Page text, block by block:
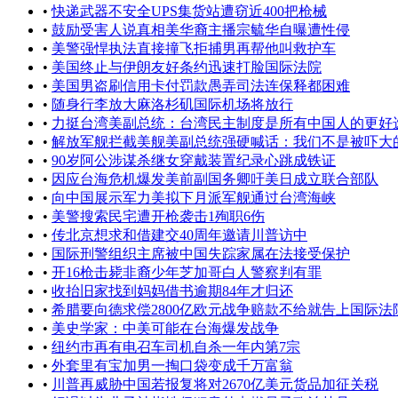
•快递武器不安全UPS集货站遭窃近400把枪械
• 鼓励受害人说真相美华裔主播宗毓华自曝遭性侵
• 美警强悍执法直接撞飞拒捕男再帮他叫救护车
• 美国终止与伊朗友好条约迅速打脸国际法院
• 美国男盗刷信用卡付罚款愚弄司法连保释都困难
• 随身行李放大麻洛杉矶国际机场将放行
• 力挺台湾美副总统：台湾民主制度是​​​​所有中国人的更好
• 解放军舰拦截美舰美副总统强硬喊话：我们不是被吓大
• 90岁阿公涉谋杀继女穿戴装置纪录心跳成铁证
• 因应台海危机爆发美前副国务卿吁美日成立联合部队
• 向中国展示军力美拟下月派军舰通过台湾海峡
• 美警搜索民宅遭开枪袭击1殉职6伤
• 传北京想求和借建交40周年邀请川普访中
• 国际刑警组织主席被中国失踪家属在法接受保护
• 开16枪击毙非裔少年芝加哥白人警察判有罪
• 收抬旧家找到妈妈借书逾期84年才归还
• 希腊要向德求偿2800亿欧元战争赔款不给就告上国际法
• 美史学家：中美可能在台海爆发战争
• 纽约巿再有电召车司机自杀一年内第7宗
• 外套里有宝加男一掏口袋变成千万富翁
• 川普再威胁中国若报复将对2670亿美元货品加征关税